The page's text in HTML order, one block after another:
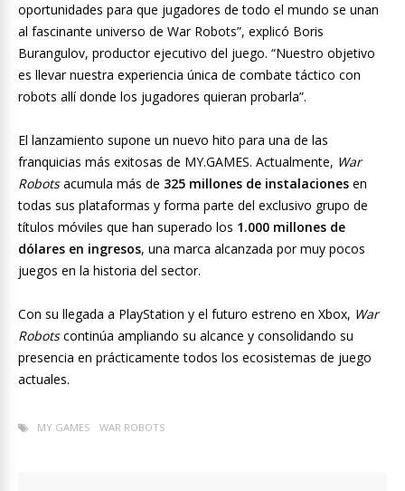
oportunidades para que jugadores de todo el mundo se unan
al fascinante universo de War Robots”, explicó Boris
Burangulov, productor ejecutivo del juego. “Nuestro objetivo
es llevar nuestra experiencia única de combate táctico con
robots allí donde los jugadores quieran probarla”.
El lanzamiento supone un nuevo hito para una de las
franquicias más exitosas de MY.GAMES. Actualmente, War
Robotsacumula más de 325 millones de instalaciones en
todas sus plataformas y forma parte del exclusivo grupo de
títulos móviles que han superado los 1.000 millones de
dólares en ingresos, una marca alcanzada por muy pocos
juegos en la historia del sector.
Con su llegada a PlayStation y el futuro estreno en Xbox, War
Robotscontinúa ampliando su alcance y consolidando su
presencia en prácticamente todos los ecosistemas de juego
actuales.
MY.GAMES WAR ROBOTS